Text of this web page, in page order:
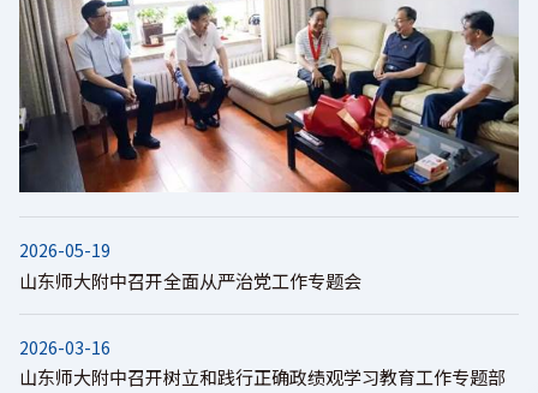
2026-05-19
山东师大附中召开全面从严治党工作专题会
2026-03-16
山东师大附中召开树立和践行正确政绩观学习教育工作专题部